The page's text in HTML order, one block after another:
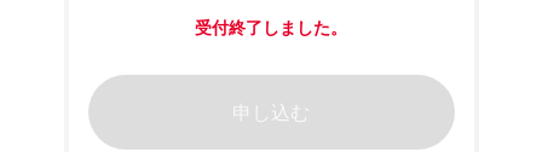
受付終了しました。
申し込む